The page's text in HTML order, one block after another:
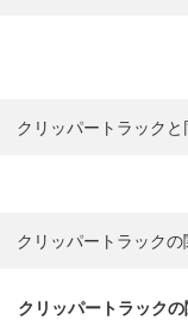
クリッパートラック
クリッパートラック
クリッパートラック